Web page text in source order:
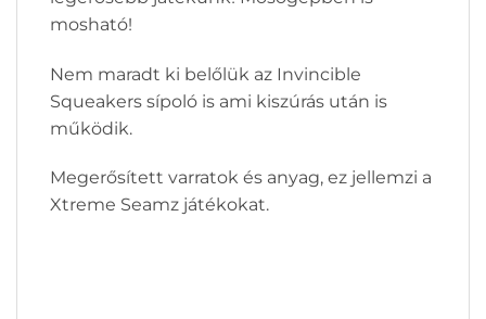
mosható!
Nem maradt ki belőlük az Invincible
Squeakers sípoló is ami kiszúrás után is
működik.
Megerősített varratok és anyag, ez jellemzi a
Xtreme Seamz játékokat.